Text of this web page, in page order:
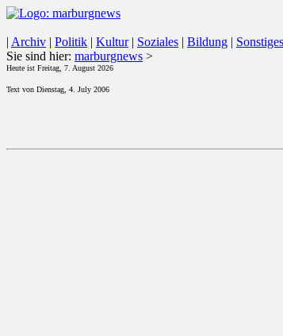
| Archiv | Politik | Kultur| Soziales | Bildung | Sonstiges
Sie sind hier: marburgnews >
Heute ist Freitag, 7. August 2026
Text von Dienstag, 4. July 2006